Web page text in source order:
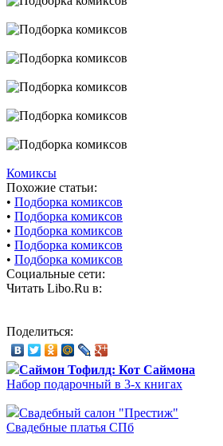
Комиксы
Похожие статьи:
• Подборка комиксов
• Подборка комиксов
• Подборка комиксов
• Подборка комиксов
• Подборка комиксов
Социальные сети:
Читать Libo.Ru в:
Поделиться:
Саймон Тофилд: Кот Саймона
Набор подарочный в 3-х книгах
Свадебный салон "Престиж"
Свадебные платья СПб